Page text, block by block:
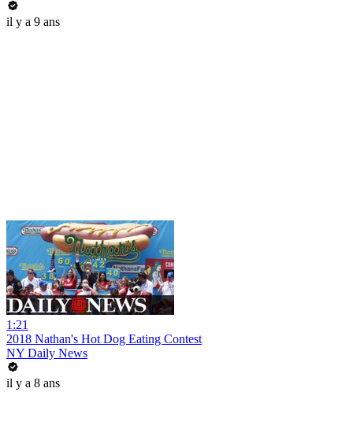
il y a 9 ans
1:21
2018 Nathan's Hot Dog Eating Contest
NY Daily News
il y a 8 ans